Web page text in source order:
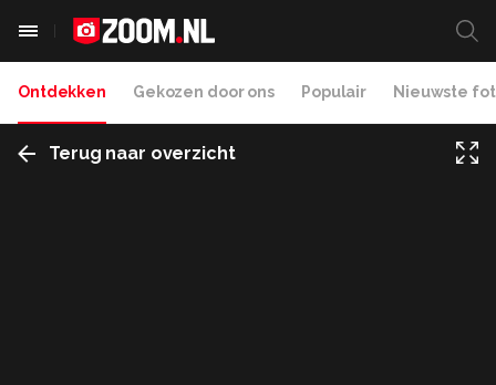
Ontdekken Gekozen door ons Populair Nieuwste
Terug naar overzicht